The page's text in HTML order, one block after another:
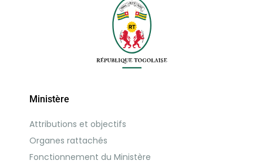
Ministère
Attributions et objectifs
Organes rattachés
Fonctionnement du Ministère